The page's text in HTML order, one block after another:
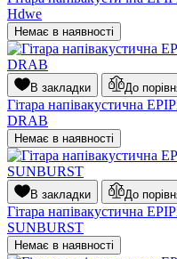
Hdwe
Немає в наявності
В закладки До
Гітара напівакустична
DRAB
Немає в наявності
В закладки До
Гітара напівакустична
SUNBURST
Немає в наявності